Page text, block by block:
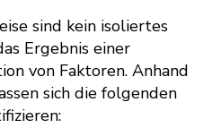
sind kein isoliertes
Ergebnis einer
von Faktoren. Anhand
sich die folgenden